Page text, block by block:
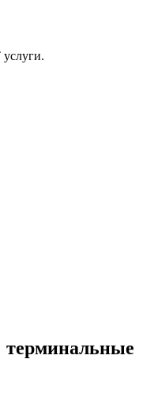
терминальные